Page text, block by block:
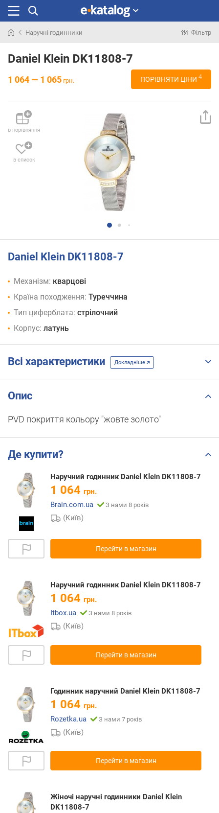
раніше
Наручні годинники Фільтр
Daniel Klein DK11808-7
1 064 — 1 065 грн. ПОРІВНЯТИ ЦІНИ 4
в порівняння
в список
Daniel Klein DK11808-7
Механізм: кварцові
Країна походження: Туреччина
Тип циферблата: стрілочний
Корпус: латунь
Всі характеристики Докладніше
Опис
PVD покриття кольору "жовте золото"
Де купити?
Наручний годинник Daniel Klein DK11808-7
1 064 грн.
Brain.com.ua
З нами 8 років
(Київ)
Перейти в магазин
Наручний годинник Daniel Klein DK11808-7
1 064 грн.
Itbox.ua
З нами 8 років
(Київ)
Перейти в магазин
Годинник наручний Daniel Klein DK11808-7
1 064 грн.
Rozetka.ua
З нами 7 років
(Київ)
Перейти в магазин
Жіночі наручні годинники Daniel Klein
DK11808-7